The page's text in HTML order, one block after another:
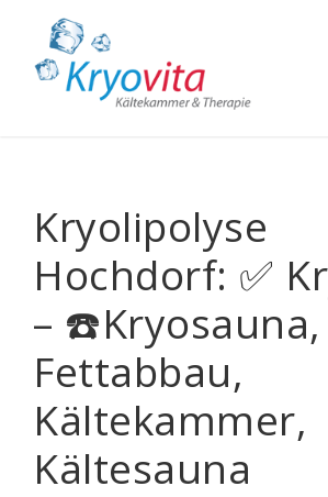
Kryolipolyse
Hochdorf: ✅
– ☎️Kryosauna,
Fettabbau,
Kältekammer,
Kältesauna